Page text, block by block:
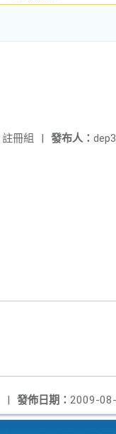
發布人：
註冊組 |
發佈日期： 2009-
|